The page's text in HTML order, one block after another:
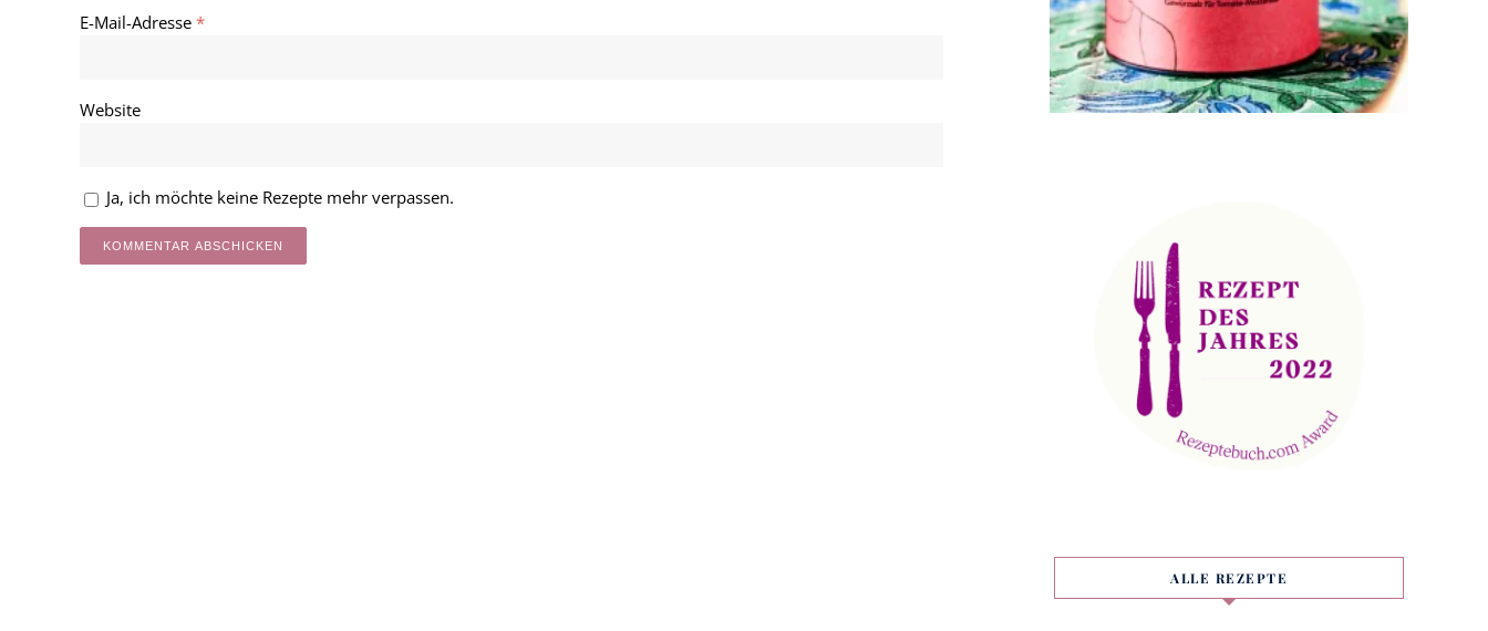
E-Mail-Adresse *
Website
Ja, ich möchte keine Rezepte mehr verpassen.
ALLE REZEPTE